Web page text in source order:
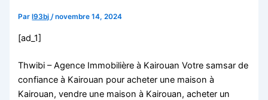
Par l93bj/novembre 14, 2024
[ad_1]
Thwibi – Agence Immobilière à Kairouan Votre samsar de
confiance à Kairouan pour acheter une maison à
Kairouan, vendre une maison à Kairouan, acheter un